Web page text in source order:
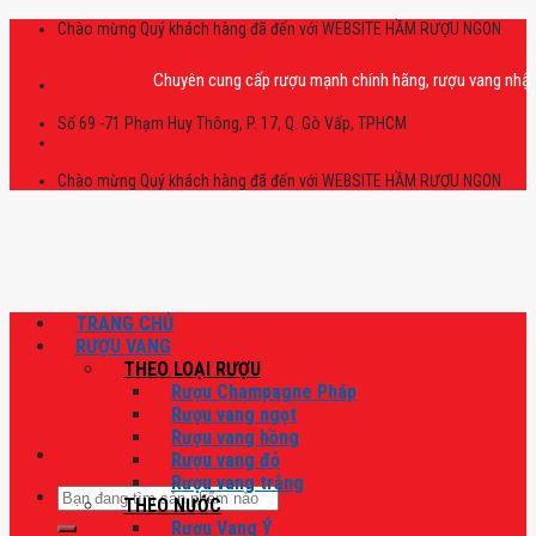
Skip
Chào mừng Quý khách hàng đã đến với WEBSITE HẦM RƯỢU NGON
Chuyên cung cấp rượu mạnh chính hãng, rượu vang nhập
Số 69 -71 Phạm Huy Thông, P. 17, Q. Gò Vấp, TPHCM
Chào mừng Quý khách hàng đã đến với WEBSITE HẦM RƯỢU NGON
Tìm
kiếm:
TRANG CHỦ
RƯỢU VANG
THEO LOẠI RƯỢU
Rượu Champagne Pháp
Rượu vang ngọt
Rượu vang hồng
Rượu vang đỏ
Rượu vang trắng
THEO NƯỚC
Rượu Vang Ý